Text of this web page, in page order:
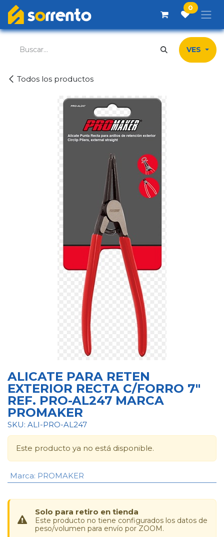
Ir al contenido 0
Todos los productos
VES
ALICATE PARA RETEN
EXTERIOR RECTA C/FORRO 7"
REF. PRO-AL247 MARCA
PROMAKER
SKU: ALI-PRO-AL247
Este producto ya no está disponible.
Marca: PROMAKER
Solo para retiro en tienda
Este producto no tiene configurados los datos de
peso/volumen para envío por ZOOM.